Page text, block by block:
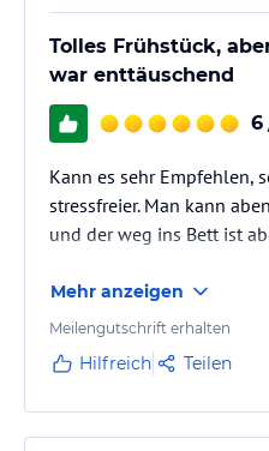
bereits in deiner Unterkunft
Sahnetorte
einen Geburtstag, ein Jubiläum
leckere Sahnetorte versüßt jede
Party-Prickelwasser
Mit einer Flasche kalten
inklusive Sektgläser kannst du
Hinweis: Allgemeine und
ohne Gewähr und ohne
jeweiligen Veranstalters.
Tolles Frühstück,
war enttäuschend
6
Kann es sehr Empfehlen,
stressfreier. Man kann
und der weg ins Bett ist
Mehr anzeigen
Meilengutschrift erhalten
Hilfreich Teilen